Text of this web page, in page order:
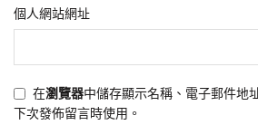
個人網站網址
在瀏覽器中儲存顯示名稱、電子郵件地
下次發佈留言時使用。